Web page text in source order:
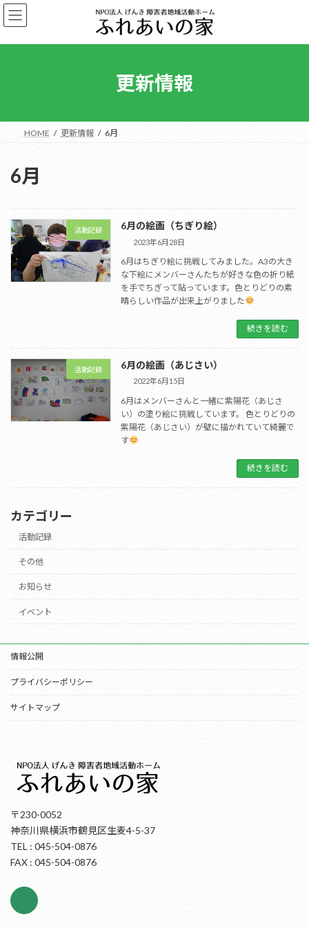
コ
ン
ン
ナ
ビ
ー
更新情報
HOME 更新情報 6月
6月
活動記録 6月の絵画（ちぎり絵）
2023年6月28日
6月はちぎり絵に挑戦してみました。A3の大き
な下絵にメンバーさんたちが好きな色の折り紙
を手でちぎって貼っています。色とりどりの素
晴らしい作品が出来上がりました
続きを読む
活動記録 6月の絵画（あじさい）
2022年6月15日
6月はメンバーさんと一緒に紫陽花（あじさ
い）の塗り絵に挑戦しています。 色とりどりの
紫陽花（あじさい）が壁に描かれていて綺麗で
す
続きを読む
カテゴリー
活動記録
その他
お知らせ
イベント
情報公開
プライバシーポリシー
サイトマップ
〒230-0052
神奈川県横浜市鶴見区生麦4-5-37
TEL : 045-504-0876
FAX : 045-504-0876